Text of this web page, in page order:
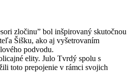
zločinu” bol inšpirovaný skutočnou
Šišku, ako aj vyšetrovaním
podvodu.
elity. Julo Tvrdý spolu s
toto prepojenie v rámci svojich